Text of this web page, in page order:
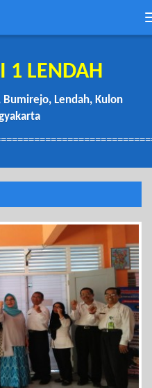
1 LENDAH
Bumirejo, Lendah, Kulon